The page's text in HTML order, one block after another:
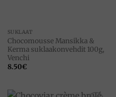
SUKLAAT
Chocomousse Mansikka &
Kerma suklaakonvehdit 100g,
Venchi
8.50€